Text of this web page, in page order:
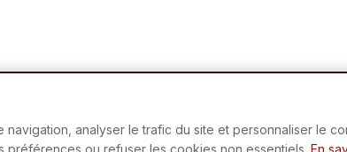
analyser le trafic du site et personnaliser le
ou refuser les cookies non essentiels. En